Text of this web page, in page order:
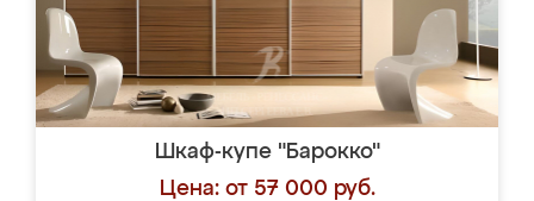
Шкаф-купе "Барокко"
Цена: от 57 000 руб.